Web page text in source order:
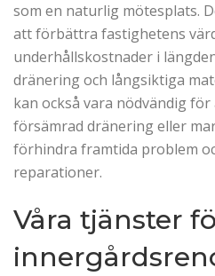
som en naturlig mötesplats.
att förbättra fastighetens
underhållskostnader i
dränering och långsiktiga
kan också vara nödvändig
försämrad dränering eller
förhindra framtida problem
reparationer.
Våra tjänster